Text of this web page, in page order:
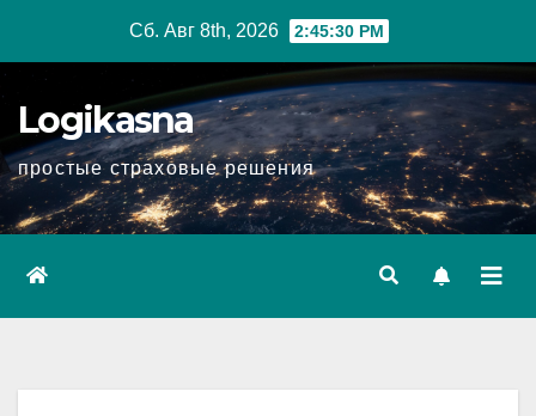
Сб. Авг 8th, 2026 2:45:31 PM
Logikasna
простые страховые решения